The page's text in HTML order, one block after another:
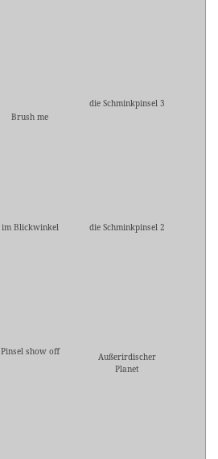
Brush me
die Schminkpinsel 3
im Blickwinkel die Schminkpinsel 2
Pinsel show off
Außerirdischer
Planet